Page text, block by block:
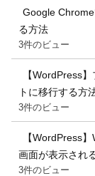
Google
る方法
3件のビュー
【WordPress
トに移行する方
3件のビュー
【WordPress
画面が表示され
3件のビュー